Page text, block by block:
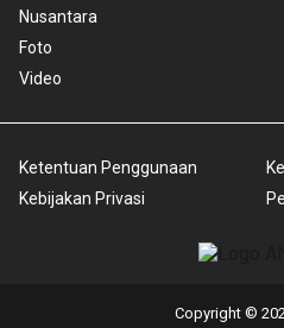
Nusantara
Foto
Video
Ketentuan Penggunaan
Kebijakan Privasi
Copyright ©